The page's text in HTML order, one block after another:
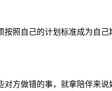
照自己的计划标准成为自
方做错的事，就拿陪伴来